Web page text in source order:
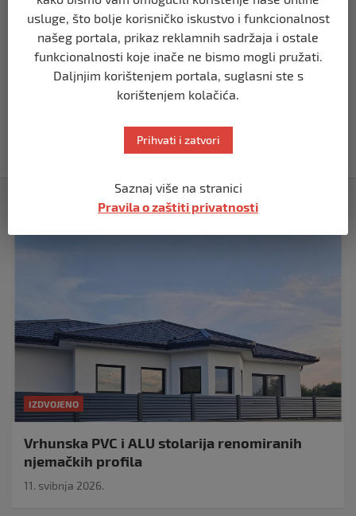
roditelji zvali hitnu i policiju: “Došli su
uhapsiti kozu”
prije 10 mjeseci
REGION
Srbije je spremna”
prije 10 mjeseci
IZDVOJENO
Vrhunska PVC i ALU stolarija renomiranih
njemačkih profila
11. svibnja 2026.
usluge, što bolje korisničko iskustvo i funkcionalnost
našeg portala, prikaz reklamnih sadržaja i ostale
funkcionalnosti koje inače ne bismo mogli pružati.
Daljnjim korištenjem portala, suglasni ste s
korištenjem kolačića.
Prihvati i zatvori
Saznaj više na stranici
Pravila o zaštiti privatnosti